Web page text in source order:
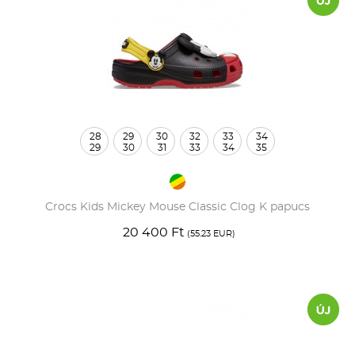
Crocs Kids Mickey Mouse Classic Clog K papucs
20 400 Ft (55.23 EUR)
28
29
29
30
30
31
32
33
33
34
34
35